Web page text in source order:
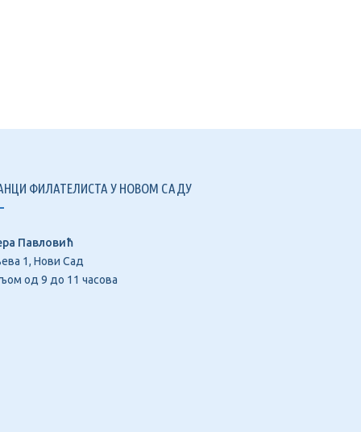
ФИЛАТЕЛИСТА У НОВОМ САДУ
Павловић
1, Нови Сад
од 9 до 11 часова